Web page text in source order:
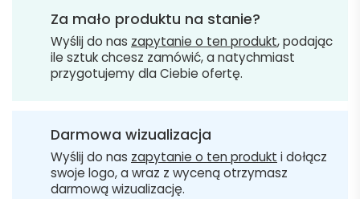
Za mało produktu na stanie?
Wyślij do nas zapytanie o ten produkt, podając
ile sztuk chcesz zamówić, a natychmiast
przygotujemy dla Ciebie ofertę.
Darmowa wizualizacja
Wyślij do nas zapytanie o ten produkt i dołącz
swoje logo, a wraz z wyceną otrzymasz
darmową wizualizację.